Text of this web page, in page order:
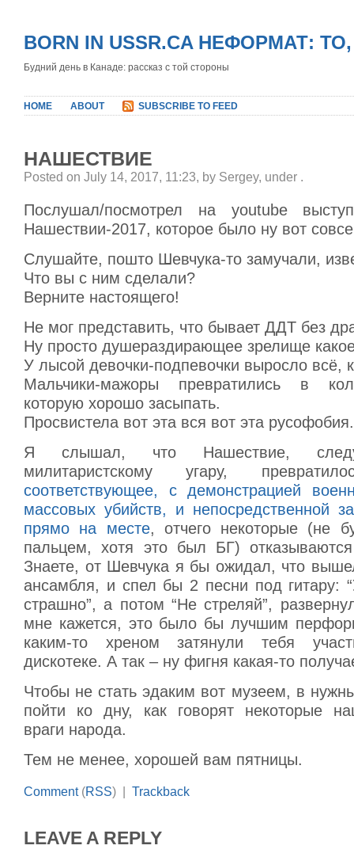
BORN IN USSR.CA НЕФОРМАТ:
Будний день в Канаде: рассказ с той стороны
HOME ABOUT SUBSCRIBE TO FEED
НАШЕСТВИЕ
Posted on July 14, 2017, 11:23, by Sergey, under .
Послушал/посмотрел на youtube
Нашествии-2017, которое было ну вот
Слушайте, пошто Шевчука-то замучали,
Что вы с ним сделали?
Верните настоящего!
Не мог представить, что бывает ДДТ без
Ну просто душераздирающее зрелище
У лысой девочки-подпевочки выросло всё,
Мальчики-мажоры превратились в
которую хорошо засыпать.
Просвистела вот эта вся вот эта русофобия.
Я слышал, что Нашествие,
милитаристскому угару,
соответствующее, с демонстрацией
массовых убийств, и непосредственной
прямо на месте, отчего некоторые (не
пальцем, хотя это был БГ)
Знаете, от Шевчука я бы ожидал, что
ансамбля, и спел бы 2 песни под гитару:
страшно”, а потом “Не стреляй”,
мне кажется, это было бы лучшим
каким-то хреном затянули тебя
дискотеке. А так – ну фигня какая-то
Чтобы не стать эдаким вот музеем, в
пойти ко дну, как говорят некоторые
враги народа.
Тем не менее, хорошей вам пятницы.
Comment(RSS) | Trackback
LEAVE A REPLY